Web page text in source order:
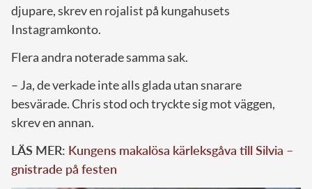
djupare, skrev en rojalist på kungahusets
Instagramkonto.
Flera andra noterade samma sak.
– Ja, de verkade inte alls glada utan snarare
besvärade. Chris stod och tryckte sig mot väggen,
skrev en annan.
LÄS MER: Kungens makalösa kärleksgåva till Silvia –
gnistrade på festen